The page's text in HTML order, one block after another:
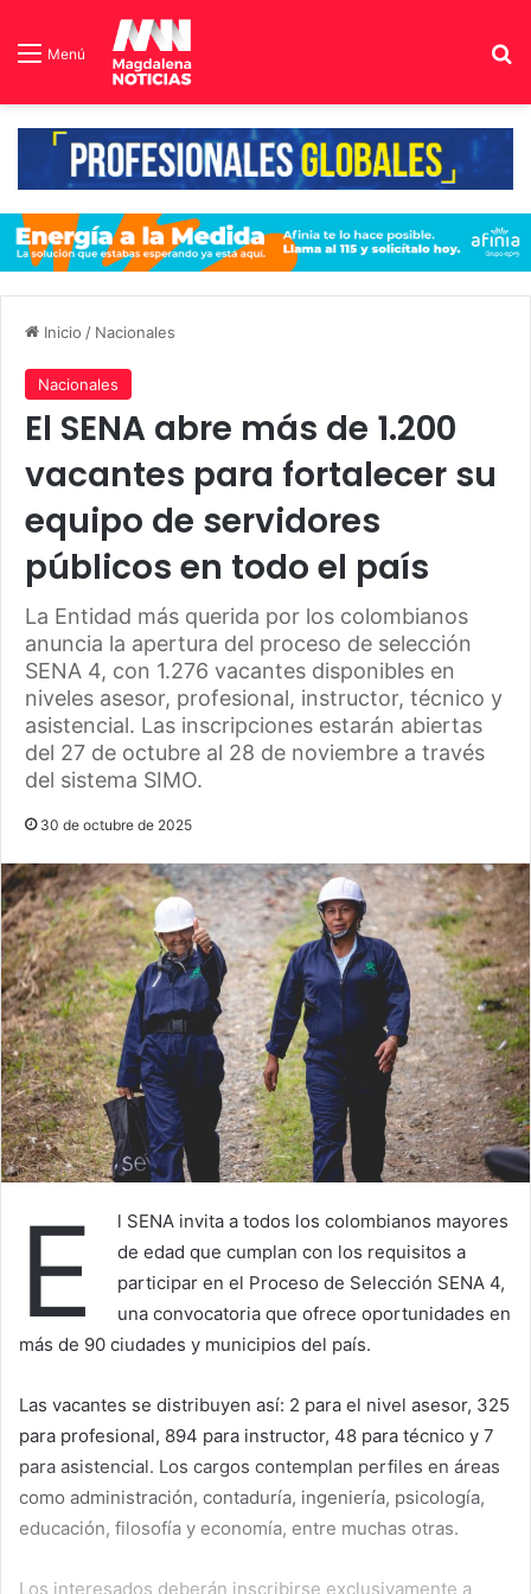
Menú
Inicio / Nacionales
Nacionales
El SENA abre más de 1.200
vacantes para fortalecer su
equipo de servidores
públicos en todo el país
La Entidad más querida por los colombianos
anuncia la apertura del proceso de selección
SENA 4, con 1.276 vacantes disponibles en
niveles asesor, profesional, instructor, técnico y
asistencial. Las inscripciones estarán abiertas
del 27 de octubre al 28 de noviembre a través
del sistema SIMO.
30 de octubre de 2025
E
l SENA invita a todos los colombianos mayores
de edad que cumplan con los requisitos a
participar en el Proceso de Selección SENA 4,
una convocatoria que ofrece oportunidades en
más de 90 ciudades y municipios del país.
Las vacantes se distribuyen así: 2 para el nivel asesor, 325
para profesional, 894 para instructor, 48 para técnico y 7
para asistencial. Los cargos contemplan perfiles en áreas
como administración, contaduría, ingeniería, psicología,
educación, filosofía y economía, entre muchas otras.
Los interesados deberán inscribirse exclusivamente a